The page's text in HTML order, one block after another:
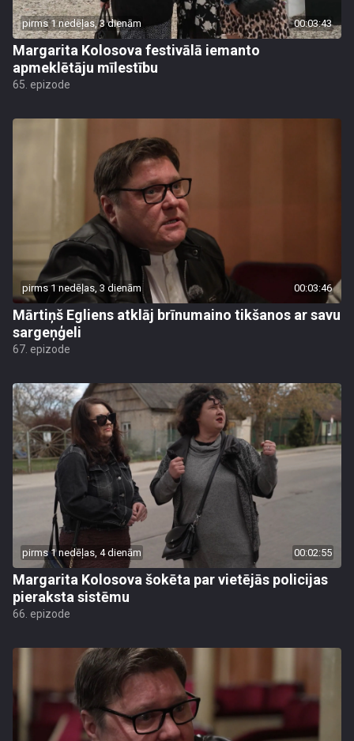
pirms 1 nedēļas, 3 dienām 00:03:43
Margarita Kolosova festivālā iemanto
apmeklētāju mīlestību
65. epizode
pirms 1 nedēļas, 3 dienām 00:03:46
Mārtiņš Egliens atklāj brīnumaino tikšanos ar savu
sargeņģeli
67. epizode
pirms 1 nedēļas, 4 dienām 00:02:55
Margarita Kolosova šokēta par vietējās policijas
pieraksta sistēmu
66. epizode